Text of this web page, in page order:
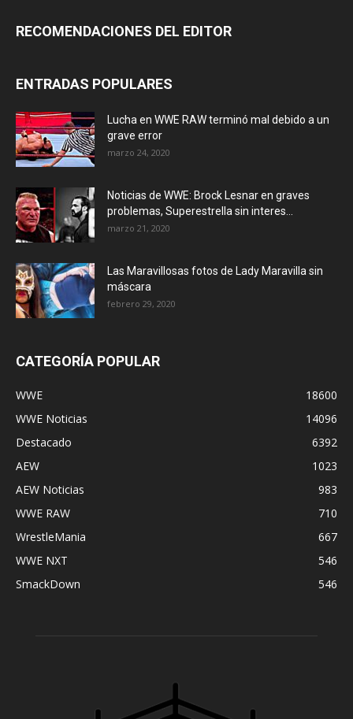
RECOMENDACIONES DEL EDITOR
ENTRADAS POPULARES
Lucha en WWE RAW terminó mal debido a un
grave error
marzo 24, 2020
Noticias de WWE: Brock Lesnar en graves
problemas, Superestrella sin interes...
marzo 21, 2020
Las Maravillosas fotos de Lady Maravilla sin
máscara
febrero 29, 2020
CATEGORÍA POPULAR
WWE
18600
WWE Noticias
14096
Destacado
6392
AEW
1023
AEW Noticias
983
WWE RAW
710
WrestleMania
667
WWE NXT
546
SmackDown
546